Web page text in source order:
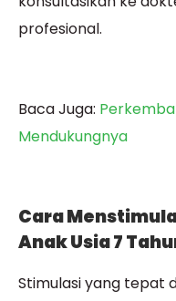
profesional.
Baca Juga:
Mendukungnya
Cara
Anak Usia 7
Stimulasi yang tepat